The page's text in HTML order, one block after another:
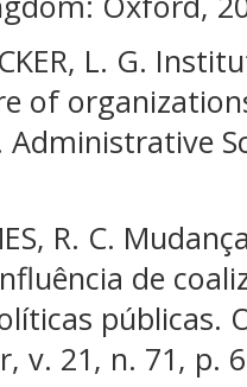
L. G.
of
R. C.
de
públicas.
v. 21, n. 71, p.